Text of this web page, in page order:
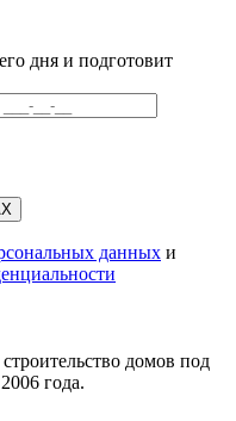
дня и подготовит
данных и
домов под
года.